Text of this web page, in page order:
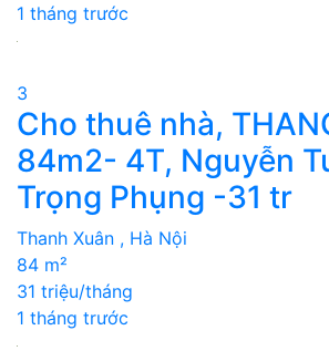
1 tháng trước
3
Cho thuê nhà,
84m2- 4T, Nguyễn
Trọng Phụng -31 tr
Thanh Xuân , Hà Nội
84 m²
31 triệu/tháng
1 tháng trước